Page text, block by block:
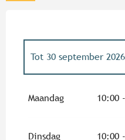
Tot 30 september 2026
Maandag 10:00
Dinsdag 10:00